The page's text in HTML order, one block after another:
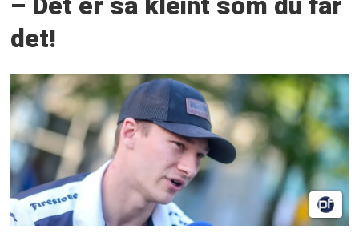
– Det er så kleint som du får
det!